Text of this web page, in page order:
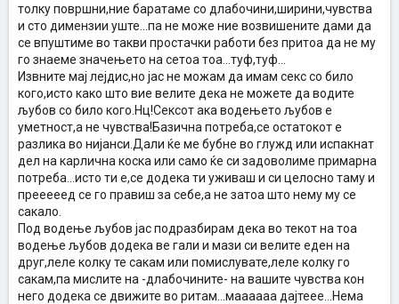
толку површни,ние баратаме со длабочини,ширини,чувства
и сто димензии уште...па не може ние возвишените дами да
се впуштиме во такви простачки работи без притоа да не му
го знаеме значењето на сетоа тоа...туф,туф...
Извните мај лејдис,но јас не можам да имам секс со било
кого,исто како што вие велите дека не можете да водите
љубов со било кого.Нц!Сексот ака водењето љубов е
уметност,а не чувства!Базична потреба,се остатокот е
разлика во нијанси.Дали ќе ме бубне во глужд или испакнат
дел на карлична коска или само ќе си задоволиме примарна
потреба...исто ти е,се додека ти уживаш и си целосно таму и
прееееед се го правиш за себе,а не затоа што нему му се
сакало.
Под водење љубов јас подразбирам дека во текот на тоа
водење љубов додека ве гали и мази си велите еден на
друг,леле колку те сакам или помислувате,леле колку го
сакам,па мислите на -длабочините- на вашите чувства кон
него додека се движите во ритам...маааааа дајтеее...Нема